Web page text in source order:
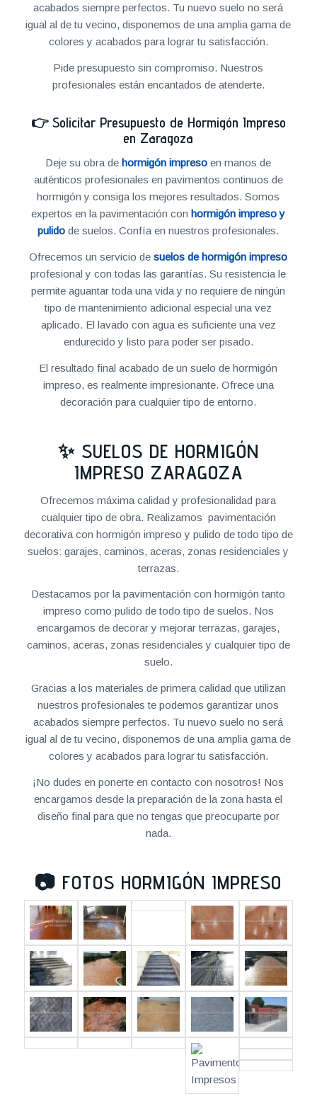
acabados siempre perfectos. Tu nuevo suelo no será
igual al de tu vecino, disponemos de una amplia gama de
colores y acabados para lograr tu satisfacción.
Pide presupuesto sin compromiso. Nuestros
profesionales están encantados de atenderte.
👉 Solicitar Presupuesto de Hormigón Impreso
en Zaragoza
Deje su obra dehormigón impreso en manos de
auténticos profesionales en pavimentos continuos de
hormigón y consiga los mejores resultados. Somos
expertos en la pavimentación conhormigón impreso y
pulido de suelos. Confía en nuestros profesionales.
Ofrecemos un servicio desuelos de hormigón impreso
profesional y con todas las garantías. Su resistencia le
permite aguantar toda una vida y no requiere de ningún
tipo de mantenimiento adicional especial una vez
aplicado. El lavado con agua es suficiente una vez
endurecido y listo para poder ser pisado.
El resultado final acabado de un suelo de hormigón
impreso, es realmente impresionante. Ofrece una
decoración para cualquier tipo de entorno.
✨ SUELOS DE HORMIGÓN
IMPRESO ZARAGOZA
Ofrecemos máxima calidad y profesionalidad para
cualquier tipo de obra. Realizamos pavimentación
decorativa con hormigón impreso y pulido de todo tipo de
suelos: garajes, caminos, aceras, zonas residenciales y
terrazas.
Destacamos por la pavimentación con hormigón tanto
impreso como pulido de todo tipo de suelos. Nos
encargamos de decorar y mejorar terrazas, garajes,
caminos, aceras, zonas residenciales y cualquier tipo de
suelo.
Gracias a los materiales de primera calidad que utilizan
nuestros profesionales te podemos garantizar unos
acabados siempre perfectos. Tu nuevo suelo no será
igual al de tu vecino, disponemos de una amplia gama de
colores y acabados para lograr tu satisfacción.
¡No dudes en ponerte en contacto con nosotros! Nos
encargamos desde la preparación de la zona hasta el
diseño final para que no tengas que preocuparte por
nada.
📷 FOTOS HORMIGÓN IMPRESO